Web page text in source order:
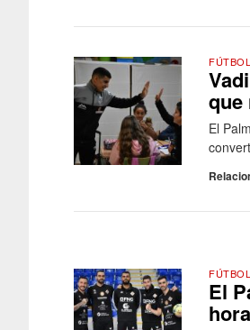
que
El
El